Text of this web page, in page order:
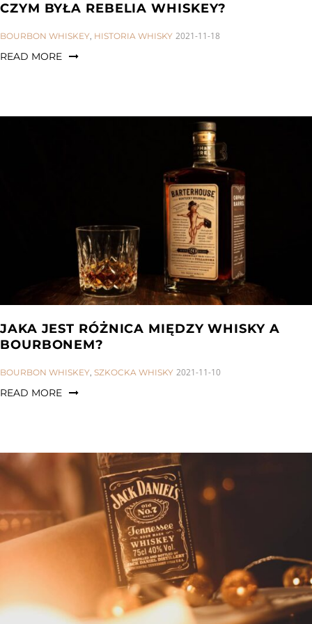
CZYM BYŁA REBELIA WHISKEY?
CATEGORIES:
BOURBON WHISKEY, HISTORIA WHISKY 2021-11-18
READ MORE
JAKA JEST RÓŻNICA MIĘDZY WHISKY A
BOURBONEM?
CATEGORIES:
BOURBON WHISKEY SZKOCKA WHISKY 2021-11-10
READ MORE